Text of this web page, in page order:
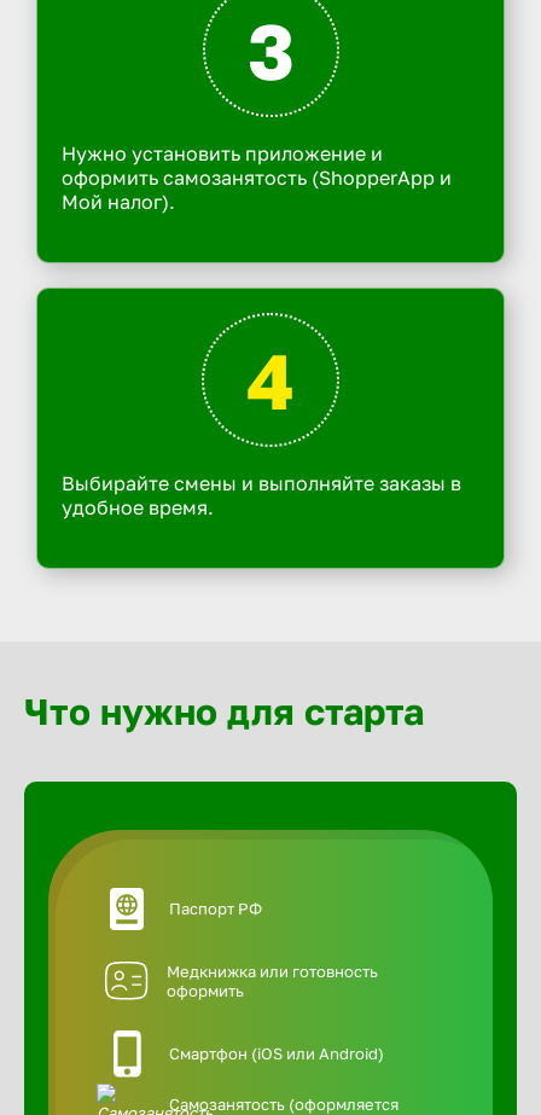
3
Нужно установить приложение и
оформить самозанятость (ShopperApp и
Мой налог).
4
Выбирайте смены и выполняйте заказы в
удобное время.
Что нужно для старта
Паспорт РФ
Медкнижка или готовность
оформить
Смартфон (iOS или Android)
Самозанятость (оформляется